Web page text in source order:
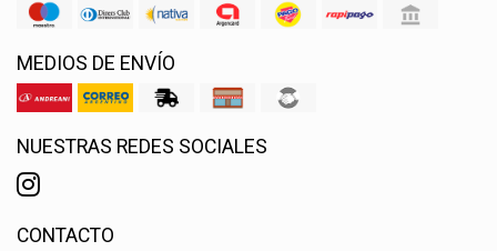
MEDIOS DE ENVÍO
NUESTRAS REDES SOCIALES
CONTACTO